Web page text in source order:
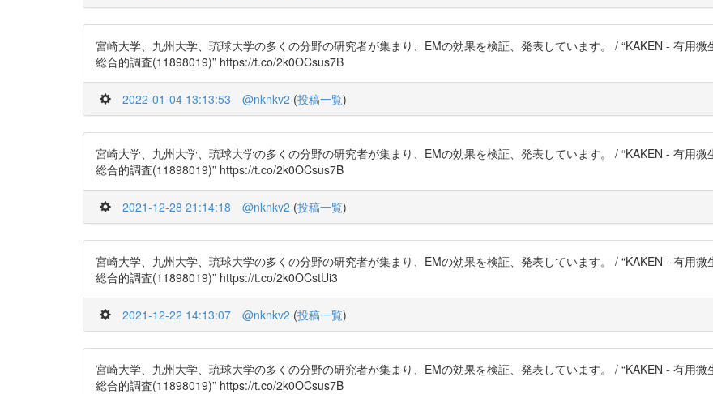
宮崎大学、九州大学、琉球大学の多くの分野の研究者が集まり、EMの効果を検証、発表しています。 / “KAKEN - 有用
総合的調査(11898019)” https://t.co/2k0OCsus7B
2022-01-04 13:13:53 @nknkv2 (投稿一覧)
宮崎大学、九州大学、琉球大学の多くの分野の研究者が集まり、EMの効果を検証、発表しています。 / “KAKEN - 有用
総合的調査(11898019)” https://t.co/2k0OCsus7B
2021-12-28 21:14:18 @nknkv2 (投稿一覧)
宮崎大学、九州大学、琉球大学の多くの分野の研究者が集まり、EMの効果を検証、発表しています。 / “KAKEN - 有用
総合的調査(11898019)” https://t.co/2k0OCstUi3
2021-12-22 14:13:07 @nknkv2 (投稿一覧)
宮崎大学、九州大学、琉球大学の多くの分野の研究者が集まり、EMの効果を検証、発表しています。 / “KAKEN - 有用
総合的調査(11898019)” https://t.co/2k0OCsus7B